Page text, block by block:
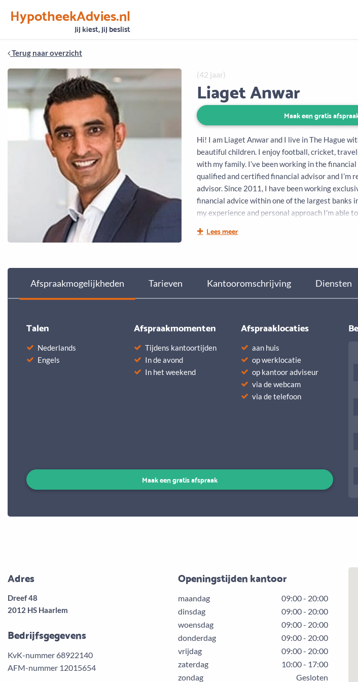
HypotheekAdvies.nl
Jij kiest, jij beslist
VertrouwenAlle basisgegevens zijn gecontroleerd
Terug naar overzicht
(42 jaar)
Liaget Anwar
Maak een gratis
Hi! I am Liaget Anwar and I live in The Hague
beautiful children. I enjoy football, cricket,
with my family. I’ve been working in the financial
qualified and certified financial advisor and I’m
advisor. Since 2011, I have been working
financial advice within one of the largest banks
my experience and personal approach I’m able
Lees meer
Afspraakmogelijkheden Tarieven Kantooromschrijving Diensten
Talen
Nederlands
Engels
Afspraakmomenten
Tijdens kantoortijden
In de avond
In het weekend
Afspraaklocaties
aan huis
op werklocatie
op kantoor adviseur
via de webcam
via de telefoon
Maak een gratis afspraak
Adres
Dreef 48
2012 HS Haarlem
Bedrijfsgegevens
KvK-nummer 68922140
AFM-nummer 12015654
Openingstijden kantoor
maandag
09:00 - 20:00
dinsdag
09:00 - 20:00
woensdag
09:00 - 20:00
donderdag
09:00 - 20:00
vrijdag
09:00 - 20:00
zaterdag
10:00 - 17:00
zondag
Gesloten